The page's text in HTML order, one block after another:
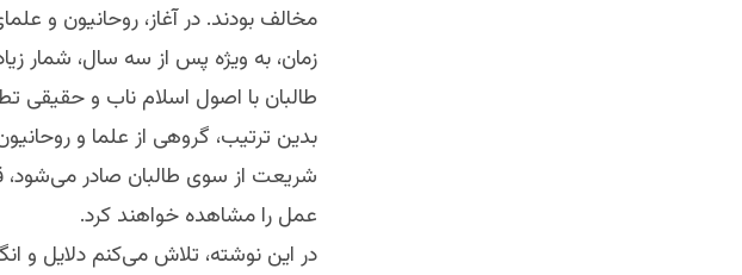
مخالف بودند. در آغاز، روحانیون و
زمان، به ویژه پس از سه سال، شمار
طالبان با اصول اسلام ناب و حقیقی
بدین ترتیب، گروهی از علما و
شریعت از سوی طالبان صادر می‌شود،
عمل را مشاهده خواهند کرد.
در این نوشته، تلاش می‌کنم دلایل و